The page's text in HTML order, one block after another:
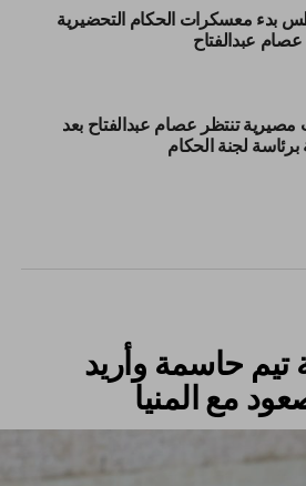
بدء معسكرات الحكام التحضيرية
عصام عبدالفتاح
مصيرية تنتظر عصام عبدالفتاح بعد
برئاسة لجنة الحكام
تيم حاسمة وأريد
مع المنيا